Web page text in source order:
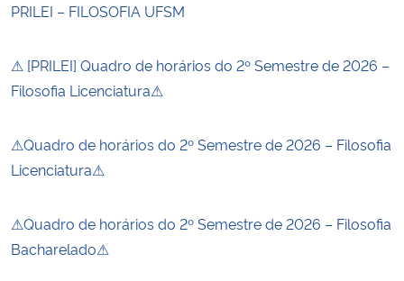
PRILEI – FILOSOFIA UFSM
⚠ [PRILEI] Quadro de horários do 2º Semestre de 2026 –
Filosofia Licenciatura⚠
⚠Quadro de horários do 2º Semestre de 2026 – Filosofia
Licenciatura⚠
⚠Quadro de horários do 2º Semestre de 2026 – Filosofia
Bacharelado⚠